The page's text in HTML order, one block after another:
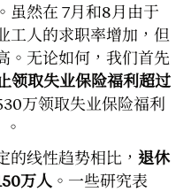
虽然在 7月和8月由于
工人的求职率增加，但
。无论如何，我们首先
领取失业保险福利超过
万领取失业保险福利
的线性趋势相比， 退休
万人 。一些研究表